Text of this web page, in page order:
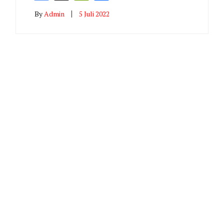
Translate
ByAdmin 5 Juli 2022